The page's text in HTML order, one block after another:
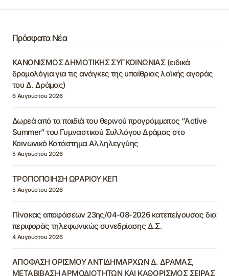
Πρόσφατα Νέα
ΚΑΝΟΝΙΣΜΟΣ ΔΗΜΟΤΙΚΗΣ ΣΥΓΚΟΙΝΩΝΙΑΣ (ειδικά
δρομολόγια για τις ανάγκες της υπαίθριας λαϊκής αγοράς
του Δ. Δράμας)
6 Αυγούστου 2026
Δωρεά από τα παιδιά του θερινού προγράμματος “Active
Summer” του Γυμναστικού Συλλόγου Δράμας στο
Κοινωνικό Κατάστημα Αλληλεγγύης
5 Αυγούστου 2026
ΤΡΟΠΟΠΟΙΗΣΗ ΩΡΑΡΙΟΥ ΚΕΠ
5 Αυγούστου 2026
Πίνακας αποφάσεων 23ης/04-08-2026 κατεπείγουσας δια
περιφοράς τηλεφωνικώς συνεδρίασης Δ.Σ.
4 Αυγούστου 2026
ΑΠΟΦΑΣΗ ΟΡΙΣΜΟΥ ΑΝΤΙΔΗΜΑΡΧΩΝ Δ. ΔΡΑΜΑΣ,
ΜΕΤΑΒΙΒΑΣΗ ΑΡΜΟΔΙΟΤΗΤΩΝ ΚΑΙ ΚΑΘΟΡΙΣΜΟΣ ΣΕΙΡΑΣ